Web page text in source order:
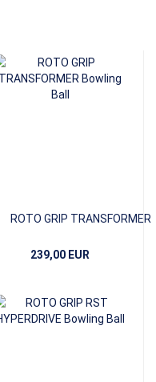
ROTO GRIP TRANSFORMER
239,00 EUR